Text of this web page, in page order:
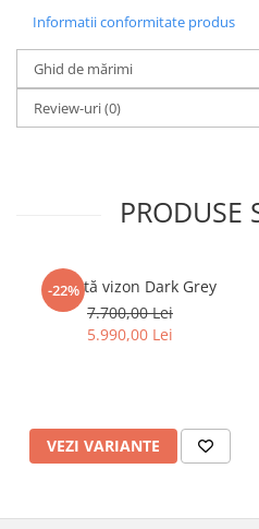
Informatii conformitate produs
Ghid de mărimi
Review-uri(0)
PRODUSE
-22%
Jachetă vizon Dark Grey
7.700,00 Lei
5.990,00 Lei
VEZI VARIANTE